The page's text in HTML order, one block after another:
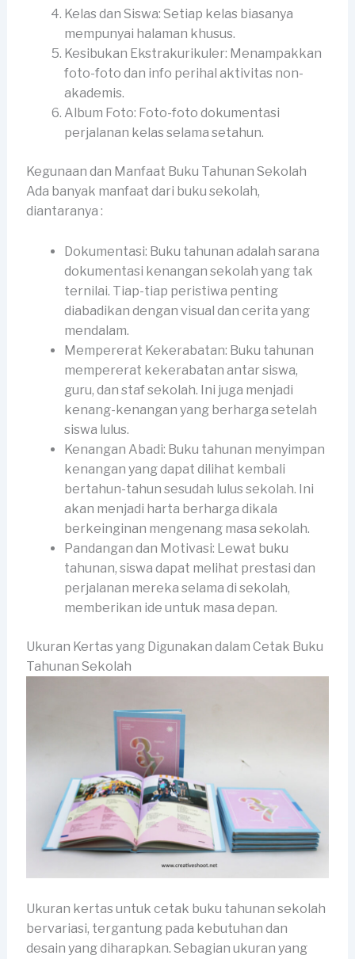
Kelas dan Siswa: Setiap kelas biasanya
mempunyai halaman khusus.
Kesibukan Ekstrakurikuler: Menampakkan
foto-foto dan info perihal aktivitas non-
akademis.
Album Foto: Foto-foto dokumentasi
perjalanan kelas selama setahun.
Kegunaan dan Manfaat Buku Tahunan Sekolah
Ada banyak manfaat dari buku sekolah,
diantaranya :
Dokumentasi: Buku tahunan adalah sarana
dokumentasi kenangan sekolah yang tak
ternilai. Tiap-tiap peristiwa penting
diabadikan dengan visual dan cerita yang
mendalam.
Mempererat Kekerabatan: Buku tahunan
mempererat kekerabatan antar siswa,
guru, dan staf sekolah. Ini juga menjadi
kenang-kenangan yang berharga setelah
siswa lulus.
Kenangan Abadi: Buku tahunan menyimpan
kenangan yang dapat dilihat kembali
bertahun-tahun sesudah lulus sekolah. Ini
akan menjadi harta berharga dikala
berkeinginan mengenang masa sekolah.
Pandangan dan Motivasi: Lewat buku
tahunan, siswa dapat melihat prestasi dan
perjalanan mereka selama di sekolah,
memberikan ide untuk masa depan.
Ukuran Kertas yang Digunakan dalam Cetak Buku
Tahunan Sekolah
Ukuran kertas untuk cetak buku tahunan sekolah
bervariasi, tergantung pada kebutuhan dan
desain yang diharapkan. Sebagian ukuran yang